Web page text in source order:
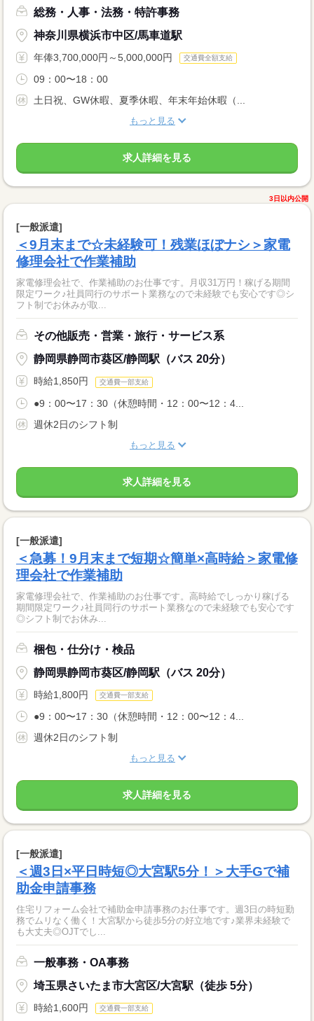
総務・人事・法務・特許事務
神奈川県横浜市中区/馬車道駅
年俸3,700,000円～5,000,000円 交通費全額支給
09：00〜18：00
土日祝、GW休暇、夏季休暇、年末年始休暇（...
もっと見る
求人詳細を見る
3日以内公開
[一般派遣]
＜9月末まで☆未経験可！残業ほぼナシ＞家電
修理会社で作業補助
家電修理会社で、作業補助のお仕事です。月収31万円！稼げる期間
限定ワーク♪社員同行のサポート業務なので未経験でも安心です◎シ
フト制でお休みが取...
その他販売・営業・旅行・サービス系
静岡県静岡市葵区/静岡駅（バス 20分）
時給1,850円 交通費一部支給
●9：00〜17：30（休憩時間・12：00〜12：4...
週休2日のシフト制
もっと見る
求人詳細を見る
[一般派遣]
＜急募！9月末まで短期☆簡単×高時給＞家電修
理会社で作業補助
家電修理会社で、作業補助のお仕事です。高時給でしっかり稼げる
期間限定ワーク♪社員同行のサポート業務なので未経験でも安心です
◎シフト制でお休み...
梱包・仕分け・検品
静岡県静岡市葵区/静岡駅（バス 20分）
時給1,800円 交通費一部支給
●9：00〜17：30（休憩時間・12：00〜12：4...
週休2日のシフト制
もっと見る
求人詳細を見る
[一般派遣]
＜週3日×平日時短◎大宮駅5分！＞大手Gで補
助金申請事務
住宅リフォーム会社で補助金申請事務のお仕事です。週3日の時短勤
務でムリなく働く！大宮駅から徒歩5分の好立地です♪業界未経験で
も大丈夫◎OJTでし...
一般事務・OA事務
埼玉県さいたま市大宮区/大宮駅（徒歩 5分）
時給1,600円 交通費一部支給